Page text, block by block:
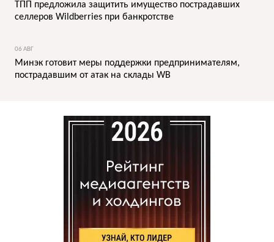
ТПП предложила защитить имущество пострадавших
селлеров Wildberries при банкротстве
06 АВГ
Минэк готовит меры поддержки предпринимателям,
пострадавшим от атак на склады WB